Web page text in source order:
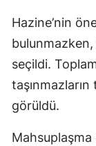
Hazine’nin
bulunmazken,
seçildi.
görüldü.